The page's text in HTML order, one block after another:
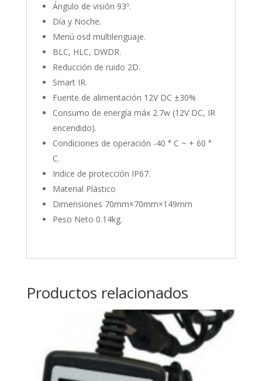
Ángulo de visión 93º.
Día y Noche.
Menú osd multilenguaje.
BLC, HLC, DWDR.
Reducción de ruido 2D.
Smart IR.
Fuente de alimentación 12V DC ±30%
Consumo de energía máx 2.7w (12V DC, IR
encendido).
Condiciones de operación -40 ° C ~ + 60 °
C.
Indice de protección IP67.
Material Plástico
Dimensiones 70mm×70mm×149mm
Peso Neto 0.14kg.
Productos relacionados